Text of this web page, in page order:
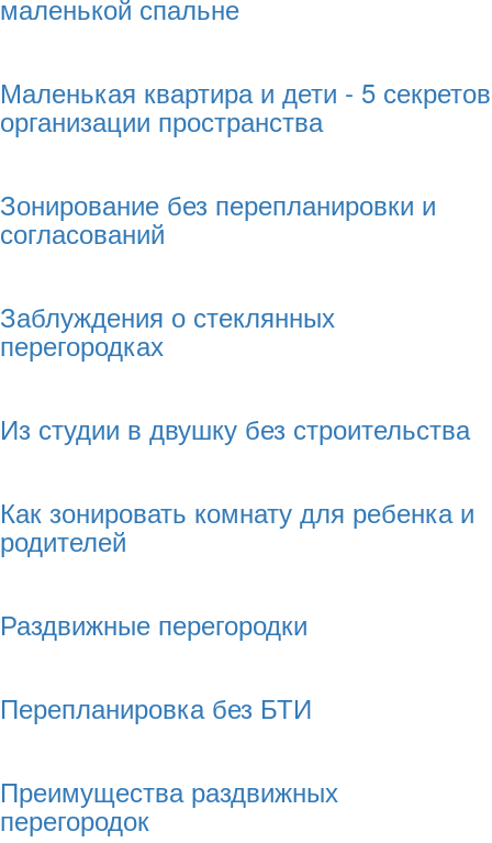
маленькой спальне
Маленькая квартира и дети - 5 секретов
организации пространства
Зонирование без перепланировки и
согласований
Заблуждения о стеклянных
перегородках
Из студии в двушку без строительства
Как зонировать комнату для ребенка и
родителей
Раздвижные перегородки
Перепланировка без БТИ
Преимущества раздвижных
перегородок